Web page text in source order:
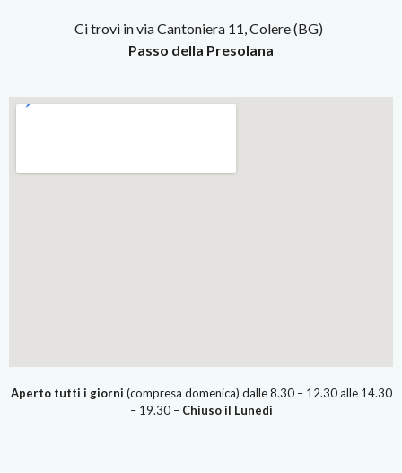
Ci trovi in via Cantoniera 11, Colere (BG)
Passo della Presolana
Aperto tutti i giorni (compresa domenica) dalle 8.30 – 12.30 alle 14.30
– 19.30 – Chiuso il Lunedi